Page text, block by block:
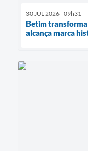
30 JUL 2026 - 09h31
Betim
alcança marca